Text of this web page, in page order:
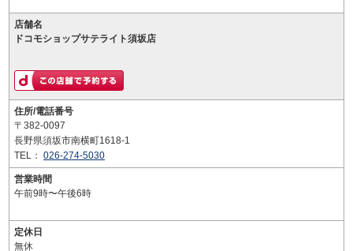
店舗名
ドコモショップサテライト須坂店
住所/電話番号
〒382-0097
長野県須坂市南横町1618-1
TEL： 026-274-5030
営業時間
午前9時〜午後6時
定休日
無休